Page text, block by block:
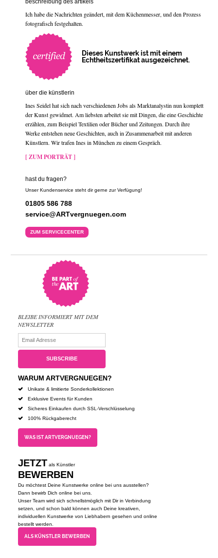
beschreibung des artikels
Ich habe die Nachrichten geändert, mit dem Küchenmesser, und den Prozess
fotografisch festgehalten.
Dieses Kunstwerk ist mit einem
Echtheitszertifikat ausgezeichnet.
über die künstlerin
Ines Seidel hat sich nach verschiedenen Jobs als Marktanalystin nun komplett
der Kunst gewidmet. Am liebsten arbeitet sie mit Dingen, die eine Geschichte
erzählen, zum Beispiel Textilien oder Bücher und Zeitungen. Durch ihre
Werke entstehen neue Geschichten, auch in Zusammenarbeit mit anderen
Künstlern. Wir trafen Ines in München zu einem Gespräch.
[ ZUM PORTRÄT ]
hast du fragen?
Unser Kundenservice steht dir gerne zur Verfügung!
01805 586 788
service@ARTvergnuegen.com
ZUM SERVICECENTER
BLEIBE INFORMIERT MIT DEM
NEWSLETTER
WARUM ARTVERGNUEGEN?
Unikate & limitierte Sonderkollektionen
Exklusive Events für Kunden
Sicheres Einkaufen durch SSL-Verschlüsselung
100% Rückgaberecht
WAS IST ARTVERGNUEGEN?
JETZT als Künstler
BEWERBEN
Du möchtest Deine Kunstwerke online bei uns ausstellen?
Dann bewirb Dich online bei uns.
Unser Team wird sich schnellstmöglich mit Dir in Verbindung
setzen, und schon bald können auch Deine kreativen,
individuellen Kunstwerke von Liebhabern gesehen und online
bestellt werden.
ALS KÜNSTLER BEWERBEN